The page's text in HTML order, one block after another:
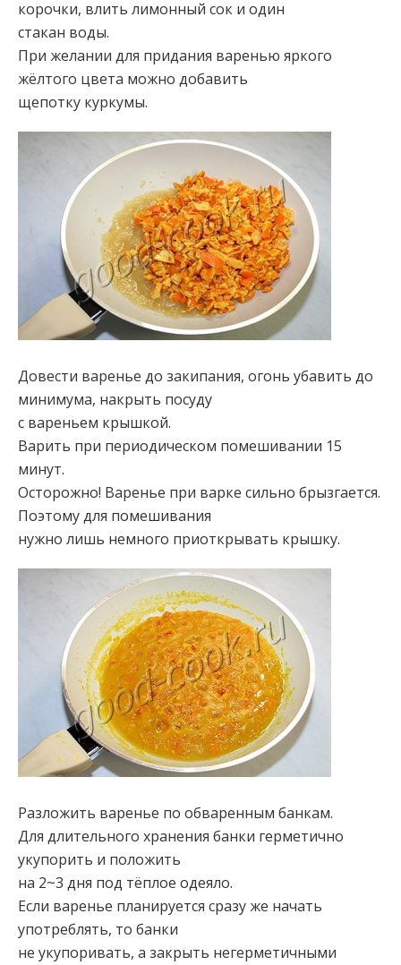
корочки, влить лимонный сок и один
стакан воды.
При желании для придания варенью яркого
жёлтого цвета можно добавить
щепотку куркумы.
Довести варенье до закипания, огонь убавить до
минимума, накрыть посуду
с вареньем крышкой.
Варить при периодическом помешивании 15
минут.
Осторожно! Варенье при варке сильно брызгается.
Поэтому для помешивания
нужно лишь немного приоткрывать крышку.
Разложить варенье по обваренным банкам.
Для длительного хранения банки герметично
укупорить и положить
на 2~3 дня под тёплое одеяло.
Если варенье планируется сразу же начать
употреблять, то банки
не укупоривать, а закрыть негерметичными